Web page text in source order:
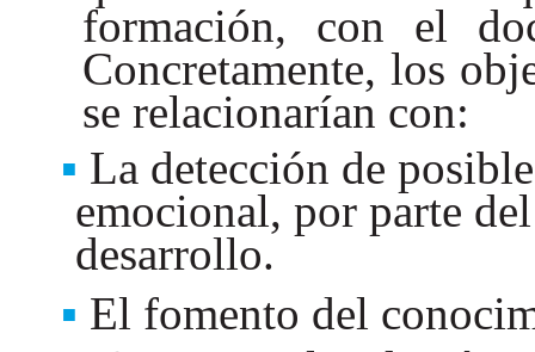
formación, con el
Concretamente, los
se relacionarían con:
La detección de
emocional, por parte
desarrollo.
El fomento del